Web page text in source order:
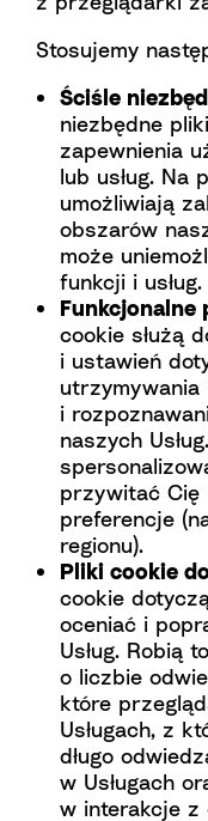
Stosujemy
Ściśle
niezbędne
zapewnienia
lub usług. Na
umożliwiają
obszarów
może
funkcji i usług.
Funkcjonalne
cookie służą
i ustawień
utrzymywania
i
naszych
przywitać Cię
preferencje
regionu).
Pliki cookie
cookie
oceniać i
Usług. Robią
o liczbie
które
Usługach, z
długo
w Usługach
w interakcje z